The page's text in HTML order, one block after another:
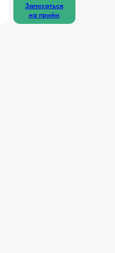
Записаться
на приём